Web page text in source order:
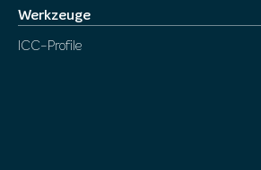
Werkzeuge
ICC-Profile